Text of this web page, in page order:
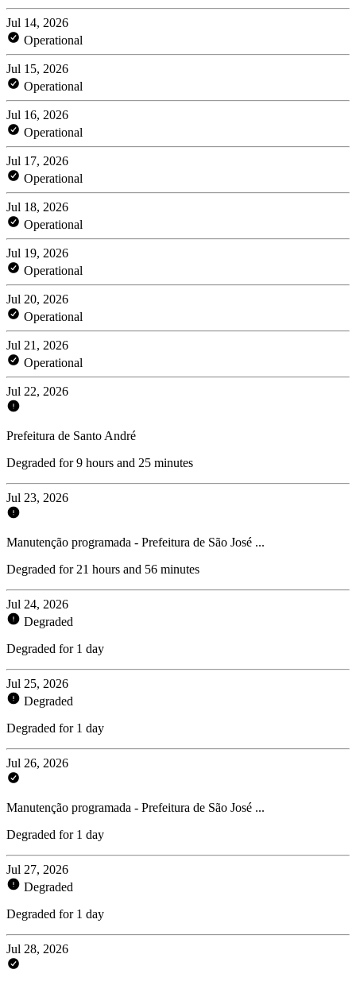
Jul 14, 2026
Operational
Jul 15, 2026
Operational
Jul 16, 2026
Operational
Jul 17, 2026
Operational
Jul 18, 2026
Operational
Jul 19, 2026
Operational
Jul 20, 2026
Operational
Jul 21, 2026
Operational
Jul 22, 2026
Prefeitura de Santo André
Degraded for 9 hours and 25 minutes
Jul 23, 2026
Manutenção programada - Prefeitura de São José ...
Degraded for 21 hours and 56 minutes
Jul 24, 2026
Degraded
Degraded for 1 day
Jul 25, 2026
Degraded
Degraded for 1 day
Jul 26, 2026
Manutenção programada - Prefeitura de São José ...
Degraded for 1 day
Jul 27, 2026
Degraded
Degraded for 1 day
Jul 28, 2026